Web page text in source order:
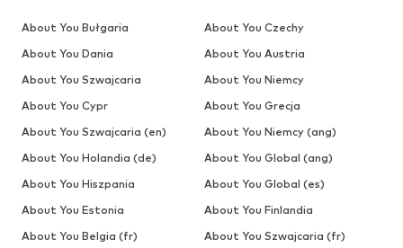
About You Bułgaria
About You Czechy
About You Dania
About You Austria
About You Szwajcaria
About You Niemcy
About You Cypr
About You Grecja
About You Szwajcaria (en)
About You Niemcy (ang)
About You Holandia (de)
About You Global (ang)
About You Hiszpania
About You Global (es)
About You Estonia
About You Finlandia
About You Belgia (fr)
About You Szwajcaria (fr)